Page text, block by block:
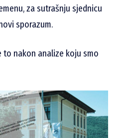
za sutrašnju sjednicu
sporazum.
to nakon analize koju smo